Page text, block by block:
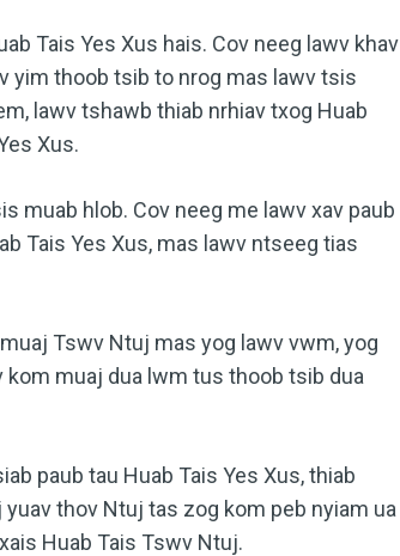
Tais Yes Xus hais. Cov neeg lawv khav
yim thoob tsib to nrog mas lawv tsis
lawv tshawb thiab nrhiav txog Huab
Xus.
muab hlob. Cov neeg me lawv xav paub
Tais Yes Xus, mas lawv ntseeg tias
Tswv Ntuj mas yog lawv vwm, yog
kom muaj dua lwm tus thoob tsib dua
paub tau Huab Tais Yes Xus, thiab
thov Ntuj tas zog kom peb nyiam ua
Huab Tais Tswv Ntuj.